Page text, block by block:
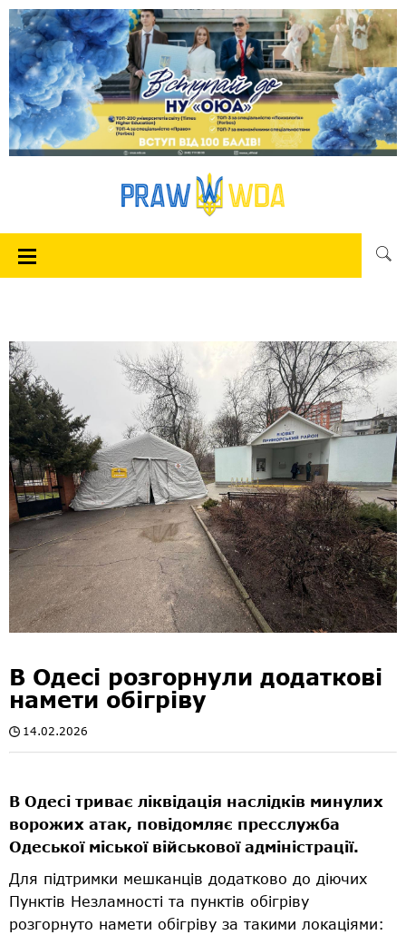
В Одесі розгорнули додаткові
намети обігріву
14.02.2026
В Одесі триває ліквідація наслідків минулих
ворожих атак, повідомляє пресслужба
Одеської міської військової адміністрації.
Для підтримки мешканців додатково до діючих
Пунктів Незламності та пунктів обігріву
розгорнуто намети обігріву за такими локаціями: